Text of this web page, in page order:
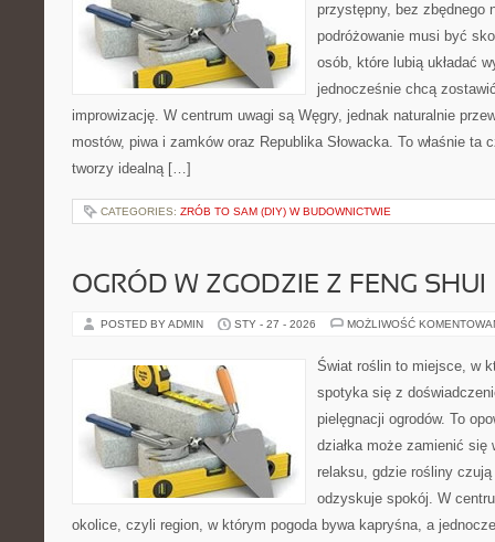
przystępny, bez zbędnego
podróżowanie musi być
osób, które lubią układać
jednocześnie chcą
improwizację. W centrum uwagi są Węgry, jednak naturalnie
mostów, piwa i zamków oraz Republika Słowacka. To właśnie ta
tworzy idealną […]
CATEGORIES: ZRÓB TO SAM (DIY) W BUDOWNICTWIE
OGRÓD W ZGODZIE Z FENG SHUI
POSTED BY ADMIN STY - 27 - 2026 MOŻLIWOŚĆ
Świat roślin to miejsce, w
spotyka się z
pielęgnacji ogrodów. To
działka może zamienić się
relaksu, gdzie rośliny
odzyskuje spokój. W
okolice, czyli region, w którym pogoda bywa kapryśna, a